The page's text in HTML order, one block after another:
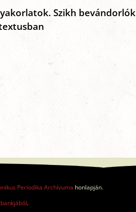
Szikh bevándorlók
Periodika Archívuma honlapján.
.